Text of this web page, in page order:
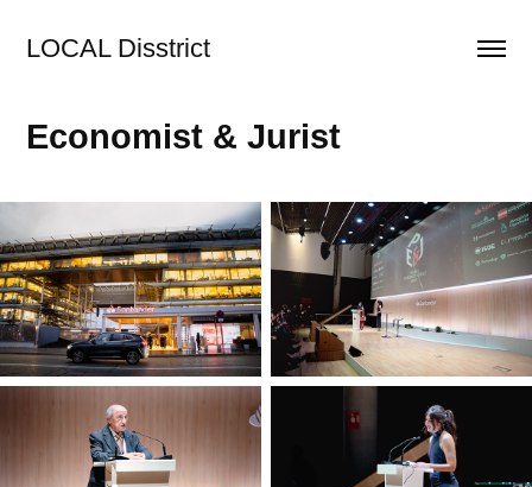
LOCAL Disstrict
Economist & Jurist